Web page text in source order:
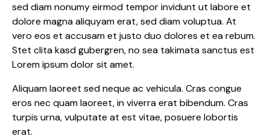
sed diam nonumy eirmod tempor invidunt ut labore et
dolore magna aliquyam erat, sed diam voluptua. At
vero eos et accusam et justo duo dolores et ea rebum.
Stet clita kasd gubergren, no sea takimata sanctus est
Lorem ipsum dolor sit amet.
Aliquam laoreet sed neque ac vehicula. Cras congue
eros nec quam laoreet, in viverra erat bibendum. Cras
turpis urna, vulputate at est vitae, posuere lobortis
erat.